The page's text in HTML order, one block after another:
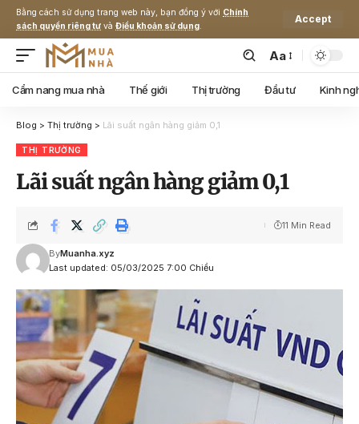
Bằng cách sử dụng trang web này, bạn đồng ý với Chính
sách quyền riêng tư và Điều khoản sử dụng.
Accept
Aa
Cẩm nang mua nhà Thế giới Thị trường Đầu tư Kinh
Blog > Thị trường > Lãi suất ngân hàng giảm 0,1
THỊ TRƯỜNG
Lãi suất ngân hàng giảm 0,1
Last updated: 05/03/2025 7:00 Chiều
ByMuanha.xyz
11 Min Read